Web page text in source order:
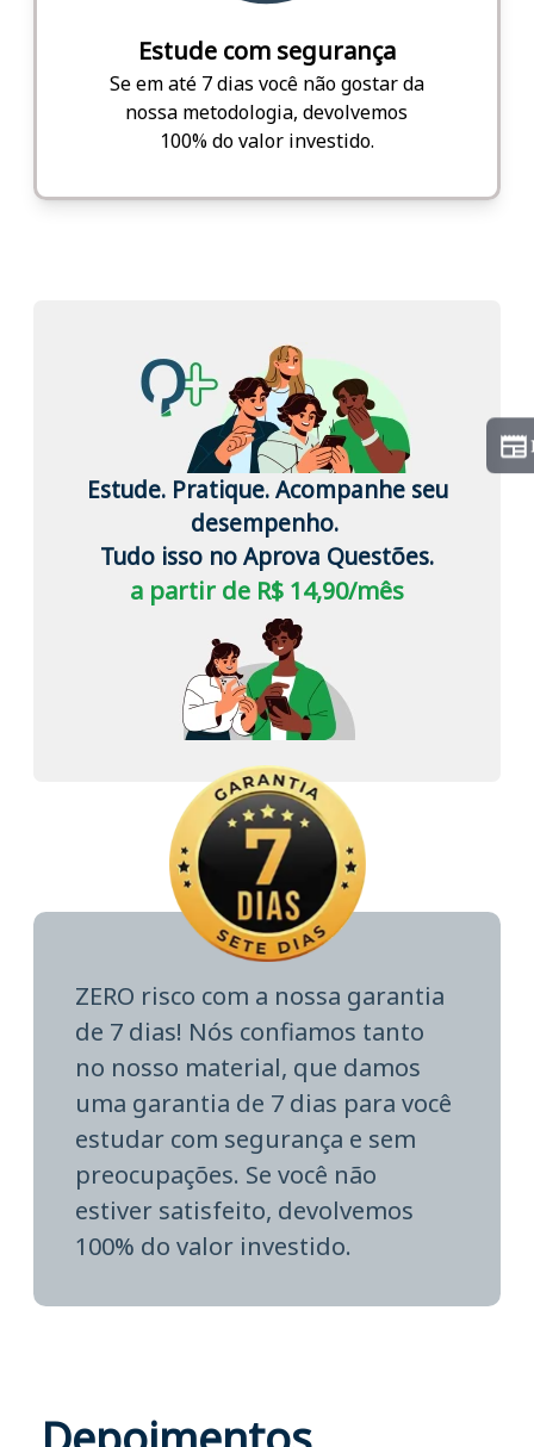
Estude com segurança
Se em até 7 dias você não gostar da
nossa metodologia, devolvemos
100% do valor investido.
Estude. Pratique. Acompanhe seu
desempenho.
Tudo isso no Aprova Questões.
a partir de R$ 14,90/mês
ZERO risco com a nossa garantia
de 7 dias! Nós confiamos tanto
no nosso material, que damos
uma garantia de 7 dias para você
estudar com segurança e sem
preocupações. Se você não
estiver satisfeito, devolvemos
100% do valor investido.